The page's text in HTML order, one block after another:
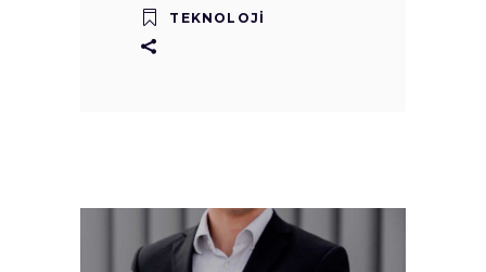
TEKNOLOJI